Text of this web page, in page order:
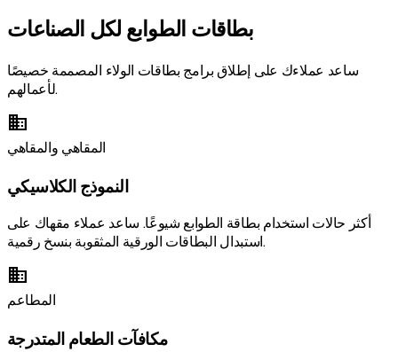
بطاقات الطوابع لكل الصناعات
ساعد عملاءك على إطلاق برامج بطاقات الولاء المصممة خصيصًا
لأعمالهم.
business
المقاهي والمقاهي
النموذج الكلاسيكي
أكثر حالات استخدام بطاقة الطوابع شيوعًا. ساعد عملاء مقهاك على
استبدال البطاقات الورقية المثقوبة بنسخ رقمية.
business
المطاعم
مكافآت الطعام المتدرجة